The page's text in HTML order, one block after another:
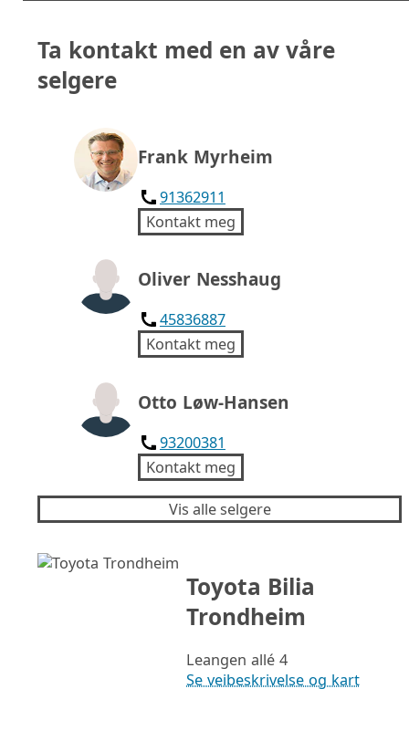
Ta kontakt med en av våre
selgere
Frank Myrheim
91362911
Kontakt meg
Oliver Nesshaug
45836887
Kontakt meg
Otto Løw-Hansen
93200381
Kontakt meg
Vis alle selgere
Toyota Bilia
Trondheim
Leangen allé 4
Se veibeskrivelse og kart